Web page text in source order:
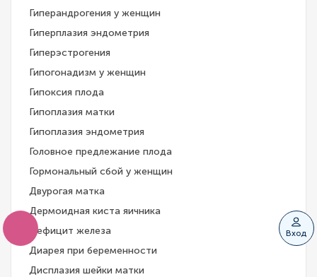
Вход
Гиперандрогения у женщин
Гиперплазия эндометрия
Гиперэстрогения
Гипогонадизм у женщин
Гипоксия плода
Гипоплазия матки
Гипоплазия эндометрия
Головное предлежание плода
Гормональный сбой у женщин
Двурогая матка
Дермоидная киста яичника
Дефицит железа
Диарея при беременности
Дисплазия шейки матки